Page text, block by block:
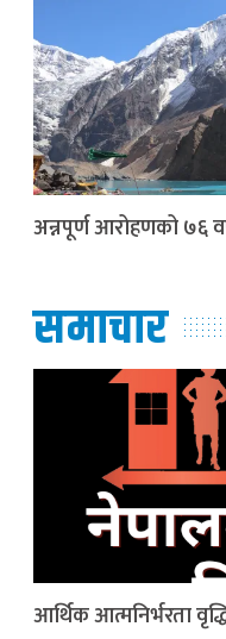
अन्नपूर्ण आरोहणको ७६
समाचार
आर्थिक आत्मनिर्भरता